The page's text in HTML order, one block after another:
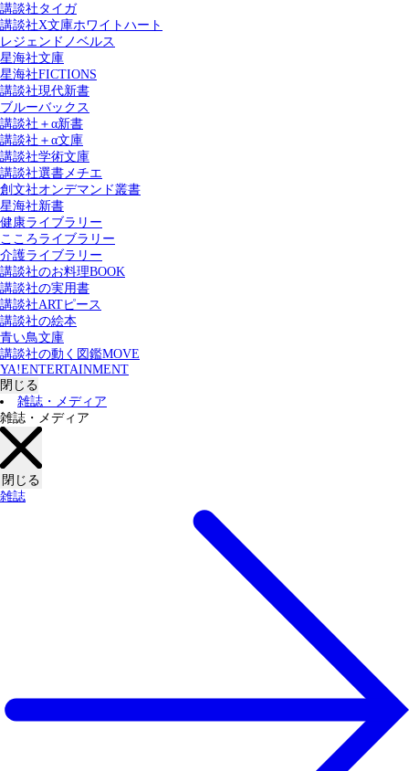
講談社タイガ
講談社X文庫ホワイトハート
レジェンドノベルス
星海社文庫
星海社FICTIONS
講談社現代新書
ブルーバックス
講談社＋α新書
講談社＋α文庫
講談社学術文庫
講談社選書メチエ
創文社オンデマンド叢書
星海社新書
健康ライブラリー
こころライブラリー
介護ライブラリー
講談社のお料理BOOK
講談社の実用書
講談社ARTピース
講談社の絵本
青い鳥文庫
講談社の動く図鑑MOVE
YA!ENTERTAINMENT
閉じる
雑誌・メディア
雑誌・メディア
閉じる
雑誌